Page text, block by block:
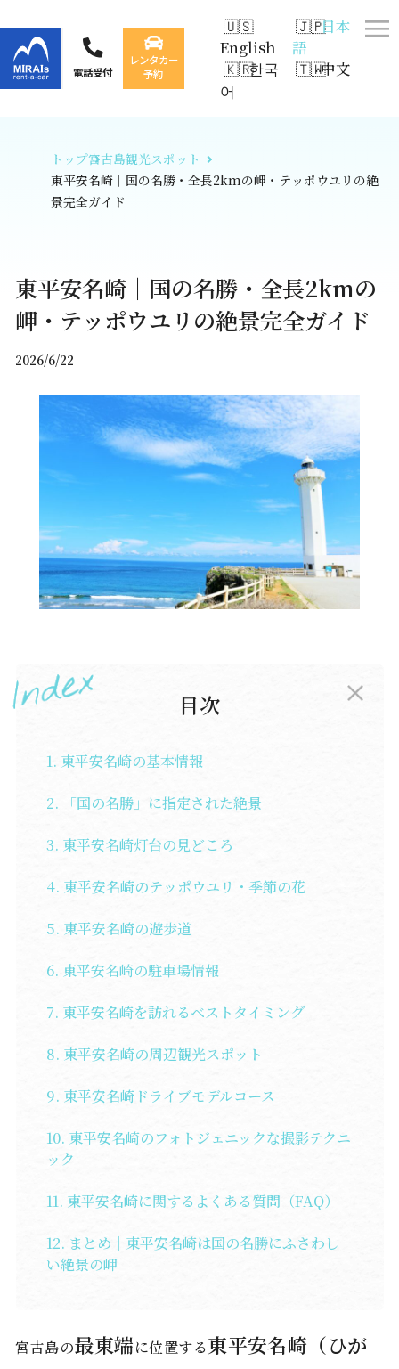
電話受付
レンタカー
予約
English
日本
語
한국
어
中文
トップ宮古島観光スポット
東平安名崎｜国の名勝・全長2kmの岬・テッポウユリの絶
景完全ガイド
東平安名崎｜国の名勝・全長2kmの
岬・テッポウユリの絶景完全ガイド
2026/6/22
東平安名崎の基本情報
「国の名勝」に指定された絶景
東平安名崎灯台の見どころ
東平安名崎のテッポウユリ・季節の花
東平安名崎の遊歩道
東平安名崎の駐車場情報
東平安名崎を訪れるベストタイミング
東平安名崎の周辺観光スポット
東平安名崎ドライブモデルコース
東平安名崎のフォトジェニックな撮影テクニ
ック
東平安名崎に関するよくある質問（FAQ）
まとめ｜東平安名崎は国の名勝にふさわし
い絶景の岬
宮古島の最東端に位置する東平安名崎（ひが